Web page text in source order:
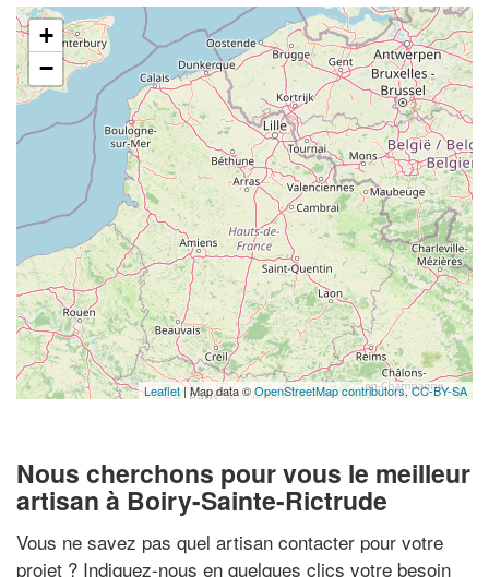
+
−
Leaflet| Map data ©OpenStreetMap contributors,CC-BY-SA
Nous cherchons pour vous le meilleur
artisan à Boiry-Sainte-Rictrude
Vous ne savez pas quel artisan contacter pour votre
projet ? Indiquez-nous en quelques clics votre besoin